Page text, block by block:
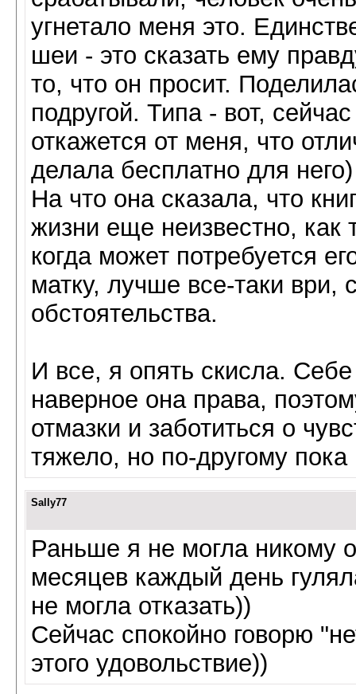
угнетало меня это.
шеи - это сказать ему
то, что он просит.
подругой. Типа - вот,
откажется от меня, что
делала бесплатно для
На что она сказала, что
жизни еще неизвестно, как
когда может потребуется
матку, лучше все-таки
обстоятельства.
И все, я опять скисла.
наверное она права,
отмазки и заботиться о
тяжело, но по-другому
Sally77
Раньше я не могла никому
месяцев каждый день
не могла отказать))
Сейчас спокойно говорю
этого удовольствие))